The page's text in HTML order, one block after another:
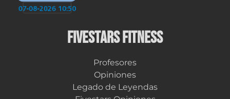
FIVESTARS FITNESS
Profesores
Opiniones
Legado de Leyendas